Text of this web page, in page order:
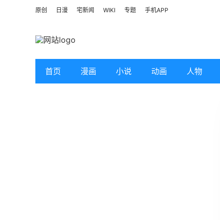
原创 日漫 宅新闻 WIKI 专题 手机APP
首页 漫画 小说 动画 人物